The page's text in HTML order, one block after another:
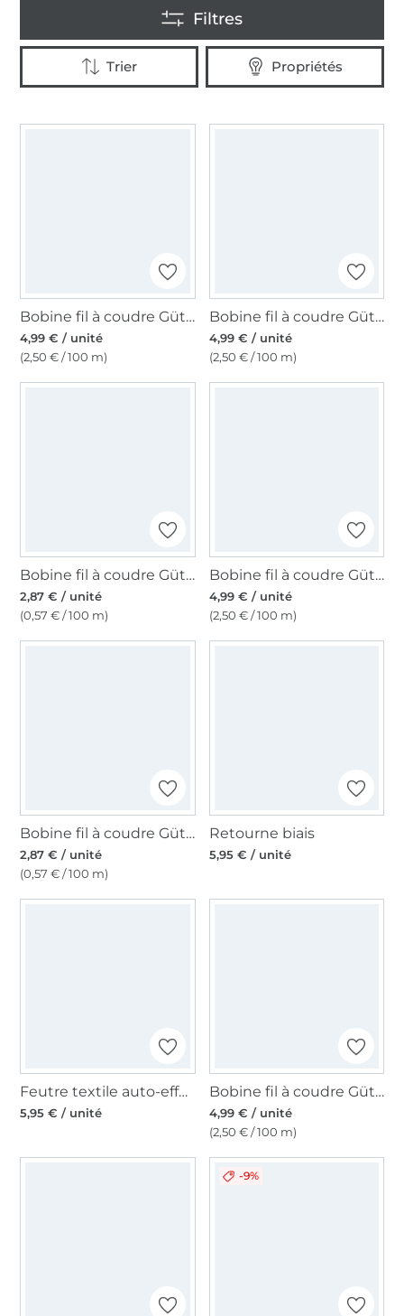
Bobine fil à coudre Gütermann 200m polyester, (000) noir
4,99 € / unité
(2,50 € / 100 m)
Bobine fil à coudre Gütermann 200m polyester, (299) beige
4,99 € / unité
(2,50 € / 100 m)
Bobine fil à coudre Gütermann 500m polyester Toldi, (000) noir
2,87 € / unité
(0,57 € / 100 m)
Bobine fil à coudre Gütermann 200m polyester, (387) bleu foncé
4,99 € / unité
(2,50 € / 100 m)
Bobine fil à coudre Gütermann 500m polyester Toldi, (800) blanc
2,87 € / unité
(0,57 € / 100 m)
Retourne biais
5,95 € / unité
Feutre textile auto-effaçable Prym, violet
5,95 € / unité
Bobine fil à coudre Gütermann 200m polyester, (001) blanc cassé
4,99 € / unité
(2,50 € / 100 m)
-9%